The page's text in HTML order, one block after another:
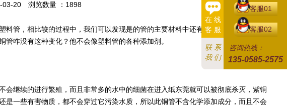
03-20 浏览数量 ：1898
料管，相比较的过程中，我们可以发现是的管的主要材料中还有一些特殊的化学添加
咋没有这种变化？他不会像塑料管的各种添加剂。
继续的进行繁殖，而且非常多的水中的细菌在进入纸东莞就可以被彻底杀灭，紫铜
一些有害物质，都不会穿过它污染水质，所以此铜管不含化学添加成分，而且不会
在 线
客 服
联 系
我 们
客服01
客服02
咨询热线：
135-0585-2575